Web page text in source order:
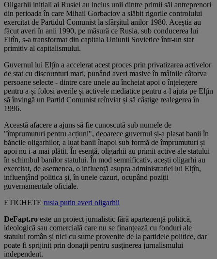
Oligarhii inițiali ai Rusiei au inclus unii dintre primii săi antreprenori
din perioada în care Mihail Gorbaciov a slăbit rigorile controlului
exercitat de Partidul Comunist la sfârșitul anilor 1980. Aceștia au
făcut averi în anii 1990, pe măsură ce Rusia, sub conducerea lui
Elțîn, s-a transformat din capitala Uniunii Sovietice într-un stat
primitiv al capitalismului.
Guvernul lui Elțîn a accelerat acest proces prin privatizarea activelor
de stat cu discounturi mari, punând averi masive în mâinile câtorva
persoane selecte - dintre care unele au încheiat apoi o înțelegere
pentru a-și folosi averile și activele mediatice pentru a-l ajuta pe Elțîn
să învingă un Partid Comunist reînviat și să câștige realegerea în
1996.
Această afacere a ajuns să fie cunoscută sub numele de
"împrumuturi pentru acțiuni", deoarece guvernul și-a plasat banii în
băncile oligarhilor, a luat banii înapoi sub formă de împrumuturi și
apoi nu i-a mai plătit. În esență, oligarhii au primit active ale statului
în schimbul banilor statului. În mod semnificativ, acești oligarhi au
exercitat, de asemenea, o influență asupra administrației lui Elțîn,
influențând politica și, în unele cazuri, ocupând poziții
guvernamentale oficiale.
ETICHETE rusia putin averi oligarhii
DeFapt.ro este un proiect jurnalistic fără apartenență politică,
ideologică sau comercială care nu se finanțează cu fonduri ale
statului român și nici cu sume provenite de la partidele politice, dar
poate fi sprijinit prin donații pentru susținerea jurnalismului
independent.